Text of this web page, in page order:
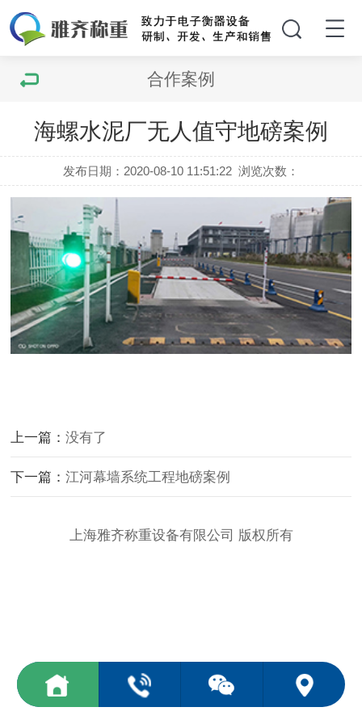
合作案例
海螺水泥厂无人值守地磅案例
发布日期：2020-08-10 11:51:22 浏览次数：
上一篇：没有了
下一篇：江河幕墙系统工程地磅案例
上海雅齐称重设备有限公司 版权所有